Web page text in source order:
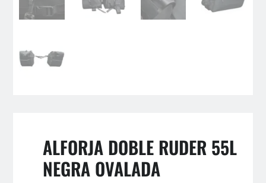
ALFORJA DOBLE RUDER 55L
NEGRA OVALADA